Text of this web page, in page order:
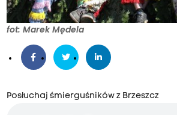
fot: Marek Mędela
Posłuchaj śmierguśników z Brzeszcz